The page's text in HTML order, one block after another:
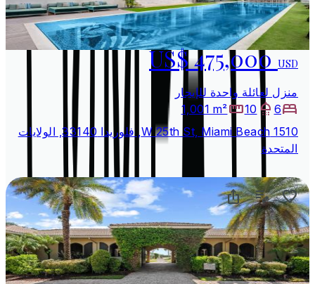
US$ 475,000USD
منزل لعائلة واحدة للإيجار
6
10
1,001 m²
1510 W 25th St, Miami Beach, فلوريدا 33140, الولايات
المتحدة